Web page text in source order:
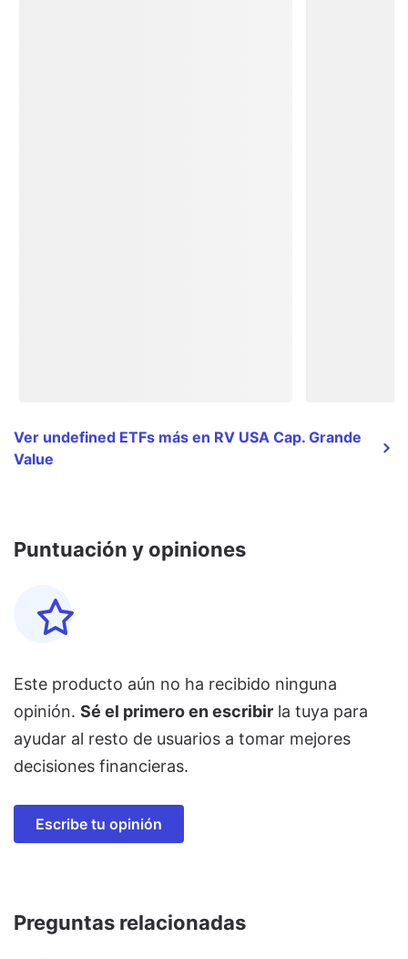
Ver undefined ETFs más en RV USA Cap. Grande
Value
Puntuación y opiniones
Este producto aún no ha recibido ninguna
opinión. Sé el primero en escribir la tuya para
ayudar al resto de usuarios a tomar mejores
decisiones financieras.
Escribe tu opinión
Preguntas relacionadas